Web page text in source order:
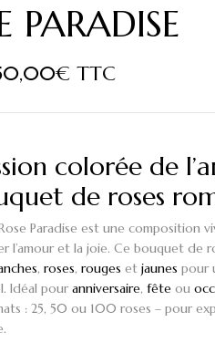
PARADISE
€ TTC
colorée de
de roses
Paradise est une composition
l’amour et la joie. Cebouquet de
,roses,rougesetjaunes pour
Idéal pouranniversaire,fête ou
:25, 50 ou 100 roses – pour